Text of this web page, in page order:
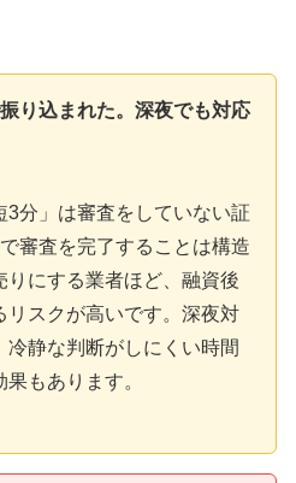
り込まれた。深夜でも対応
3分」は審査をしていない証
審査を完了することは構造
りにする業者ほど、融資後
リスクが高いです。深夜対
静な判断がしにくい時間
もあります。